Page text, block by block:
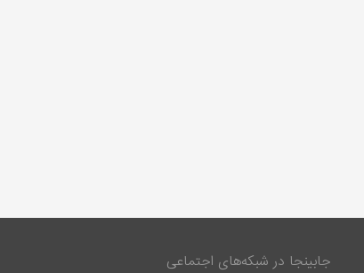
جابینجا در شبکه‌های اجتماعی